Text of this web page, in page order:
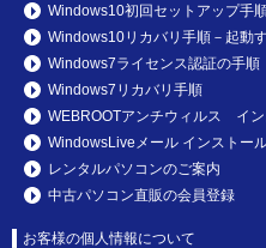
Windows10初回セットアップ手
Windows10リカバリ手順－起動
Windows7ライセンス認証の手順
Windows7リカバリ手順
WEBROOTアンチウィルス イ
WindowsLiveメール インストー
レンタルパソコンのご案内
中古パソコン直販の会員登録
お客様の個人情報について